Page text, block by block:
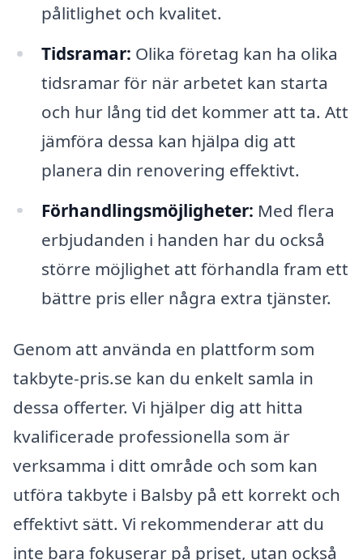
pålitlighet och kvalitet.
Tidsramar: Olika företag kan ha olika
tidsramar för när arbetet kan starta
och hur lång tid det kommer att ta. Att
jämföra dessa kan hjälpa dig att
planera din renovering effektivt.
Förhandlingsmöjligheter: Med flera
erbjudanden i handen har du också
större möjlighet att förhandla fram ett
bättre pris eller några extra tjänster.
Genom att använda en plattform som
takbyte-pris.se kan du enkelt samla in
dessa offerter. Vi hjälper dig att hitta
kvalificerade professionella som är
verksamma i ditt område och som kan
utföra takbyte i Balsby på ett korrekt och
effektivt sätt. Vi rekommenderar att du
inte bara fokuserar på priset, utan också